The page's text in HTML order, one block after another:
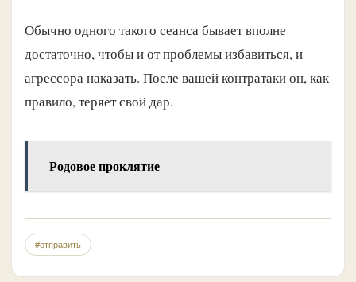
Обычно одного такого сеанса бывает вполне
достаточно, чтобы и от проблемы избавиться, и
агрессора наказать. После вашей контратаки он, как
правило, те­ряет свой дар.
Родовое проклятие
#отправить